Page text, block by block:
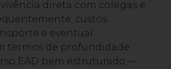
direta com colegas e
custos
e eventual
termos de profundidade
EAD bem estruturado —